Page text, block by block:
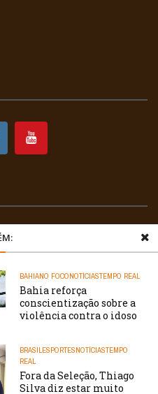
BAHIANO FOCONOTÍCIASTEMPO REAL
Bahia reforça
conscientização sobre a
violência contra o idoso
BRASILESPORTESNOTÍCIASTEMPO
REAL
Fora da Seleção, Thiago
Silva diz estar muito
CONTATO